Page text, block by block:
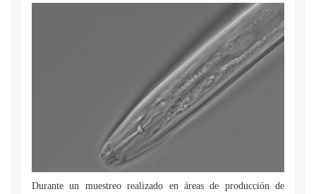
Durante un muestreo realizado en áreas de producción de